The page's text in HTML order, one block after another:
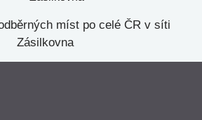
míst po celé ČR v síti
Zásilkovna